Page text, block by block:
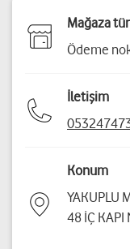
Mağaza
Ödeme
İletişim
Konum
YAKUPLU
48 İÇ KAPI